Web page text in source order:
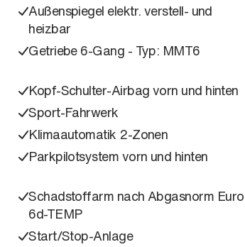
Außenspiegel elektr. verstell- und
heizbar
Getriebe 6-Gang - Typ: MMT6
Kopf-Schulter-Airbag vorn und hinten
Sport-Fahrwerk
Klimaautomatik 2-Zonen
Parkpilotsystem vorn und hinten
Schadstoffarm nach Abgasnorm Euro
6d-TEMP
Start/Stop-Anlage